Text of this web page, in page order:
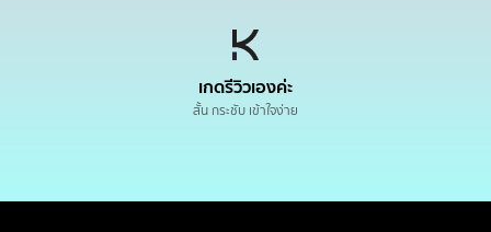
เกดรีวิวเองค่ะ
สั้น กระชับ เข้าใจง่าย